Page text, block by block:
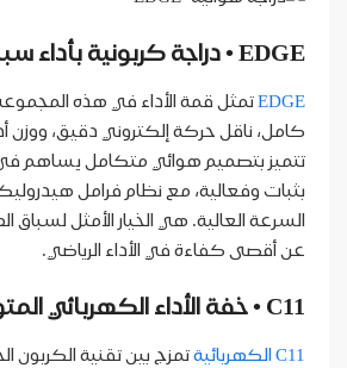
EDGE • دراجة كربونية بأداء سباقي
EDGEتمثل قمة الأداء في هذه
تتميز بتصميم هوائي متكامل يساهم في
بثبات وفعالية، مع نظام فرامل
السرعة العالية. هي الخيار الأمثل لسباق
عن أقصى كفاءة في الأداء الرياضي.
C11 • خفة الأداء الكهربائي المتوازن
C11 الكهربائية
تمزج بين تقنية الكربون